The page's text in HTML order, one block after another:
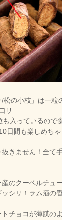
/松の小枝」は一粒
サ
入っているので
日間も楽しめちゃ
きません！全て
のクーベルチュ
シリ！ラム酒の
チョコが薄膜の